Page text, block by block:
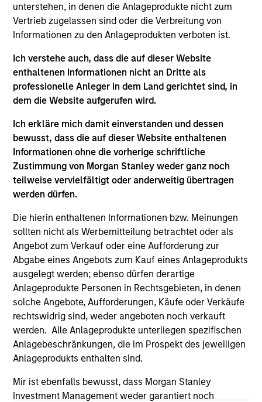
unterstehen, in denen die Anlageprodukte nicht zum
Vertrieb zugelassen sind oder die Verbreitung von
Informationen zu den Anlageprodukten verboten ist.
Ich verstehe auch, dass die auf dieser Website
enthaltenen Informationen nicht an Dritte als
professionelle Anleger in dem Land gerichtet sind, in
dem die Website aufgerufen wird.
Ich erkläre mich damit einverstanden und dessen
bewusst, dass die auf dieser Website enthaltenen
Informationen ohne die vorherige schriftliche
Zustimmung von Morgan Stanley weder ganz noch
teilweise vervielfältigt oder anderweitig übertragen
werden dürfen.
Die hierin enthaltenen Informationen bzw. Meinungen
sollten nicht als Werbemitteilung betrachtet oder als
Angebot zum Verkauf oder eine Aufforderung zur
Abgabe eines Angebots zum Kauf eines Anlageprodukts
ausgelegt werden; ebenso dürfen derartige
Anlageprodukte Personen in Rechtsgebieten, in denen
solche Angebote, Aufforderungen, Käufe oder Verkäufe
rechtswidrig sind, weder angeboten noch verkauft
werden. Alle Anlageprodukte unterliegen spezifischen
Anlagebeschränkungen, die im Prospekt des jeweiligen
Anlageprodukts enthalten sind.
Mir ist ebenfalls bewusst, dass Morgan Stanley
Investment Management weder garantiert noch
a post-graduate executive education program at
Harvard Business School. He holds his Series 7 and
63 registrations.
May not represent all Team Members.
The information on this page is for informational
purposes only. The information contained herein does
not constitute and should not be construed as an
offering of advisory services or an offer to sell or a
solicitation of an offer to buy any securities in any
jurisdiction in which such offer or solicitation,
purchase or sale would be unlawful under the
securities, insurance or other laws of such jurisdiction.
All investing involves risks, including a loss of principal.
Please refer to the strategy detail page for important
information on the strategy, including additional risk
considerations.